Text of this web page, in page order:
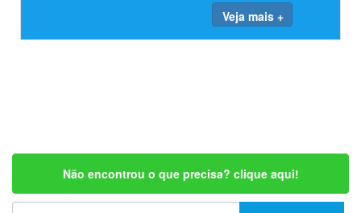
Veja mais +
Não encontrou o que precisa? clique aqui!